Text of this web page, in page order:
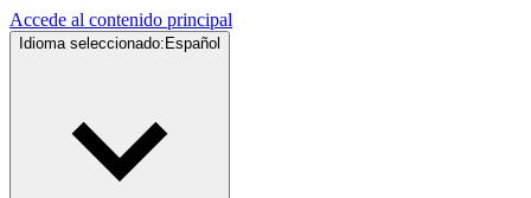
Accede al contenido principal
Idioma seleccionado: Español